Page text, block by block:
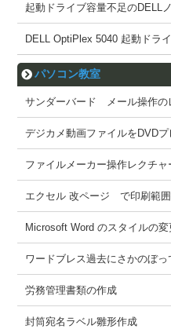
起動ドライブ容量不足のDELL
DELL OptiPlex 5040 起動ドラ
パソコン教室
サンダーバード メール操作の
デジカメ動画ファイルをDVD
ファイルメーカー操作レクチ
エクセル 改ページ で印刷範
Microsoft Word のスタイルの
ワードブレス過去にさかのぼっ
労務管理書類の作成
封筒宛名ラベル雛形作成